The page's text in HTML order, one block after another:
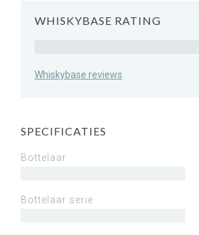
WHISKYBASE RATING
Whiskybase reviews
SPECIFICATIES
Bottelaar
Bottelaar serie